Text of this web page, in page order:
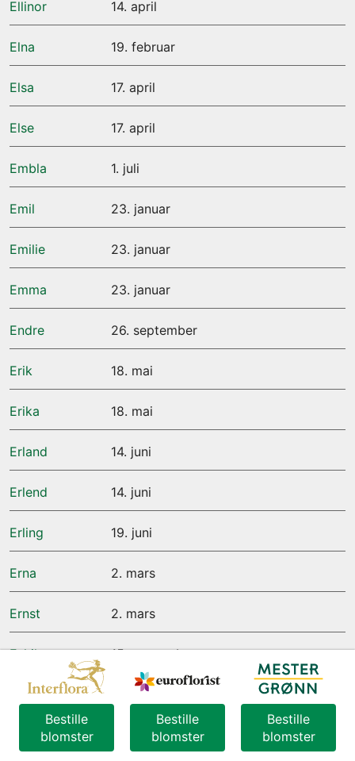
Bestille
blomster
Bestille
blomster
Bestille
blomster
Ellinor 14. april
Elna 19. februar
Elsa 17. april
Else 17. april
Embla 1. juli
Emil 23. januar
Emilie 23. januar
Emma 23. januar
Endre 26. september
Erik 18. mai
Erika 18. mai
Erland 14. juni
Erlend 14. juni
Erling 19. juni
Erna 2. mars
Ernst 2. mars
Eskil 15. september
Espen 10. mai
Esten 26. januar